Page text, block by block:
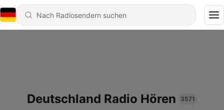
Deutschland Radio Hören 3571